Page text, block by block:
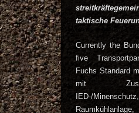
taktische
Currently the
five
Fuchs Standard
mit
IED-/Minenschutz,
Raumkühlanlage,